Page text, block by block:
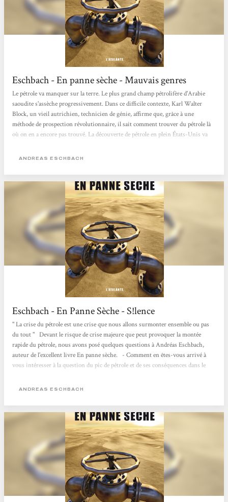
Eschbach - En panne sèche - Mauvais genres
Le pétrole va manquer sur la terre. Le plus grand champ pétrolifère d'Arabie
saoudite s'assèche progressivement. Dans ce difficile contexte, Karl Walter
Block, un vieil autrichien, technicien de génie, affirme que, grâce à une
méthode de prospection révolutionnaire, il sait comment trouver du pétrole là
où on en a encore pas trouvé. La découverte de pétrole en plein États-Unis va
Westermann, qui a pour seul désir de réussir, s'associe avec Bloch. Andreas
ANDREAS ESCHBACH
Eschbach - En Panne Sèche - S!lence
" La crise du pétrole est une crise que nous allons surmonter ensemble ou pas
du tout " Devant le risque de crise majeure que peut provoquer la montée
rapide du pétrole, nous avons posé quelques questions à Andréas Eschbach,
auteur de l'excellent livre En panne sèche. - Comment en êtes-vous arrivé à
vous intéresser à la question du pic de pétrole et de ses conséquences dans le
toujours là. Peut-être...
ANDREAS ESCHBACH